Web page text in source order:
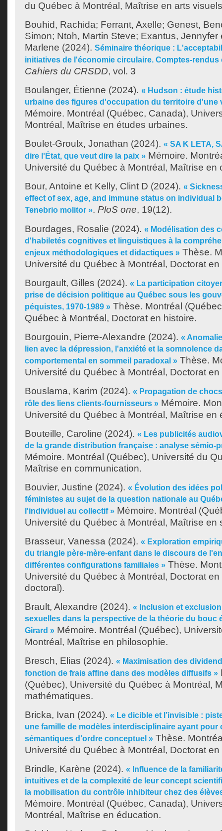
du Québec à Montréal, Maîtrise en arts
Bouhid, Rachida; Ferrant, Axelle; Genest,
Simon; Ntoh, Martin Steve; Exantus, Jennyfer
Marlene (2024). Séminaire théorique :
initiatives de l'économie circulaire. Comptes-rendus
Cahiers du CRSDD, vol. 3
Boulanger, Étienne (2024). « Hudson : étude
urbaine des figures d'occupation du territoire d'une
Mémoire. Montréal (Québec, Canada),
Montréal, Maîtrise en études urbaines.
Boulet-Groulx, Jonathan (2024). « SA K LETA,
dire l'État, que veut dire la paix » Mémoire.
Université du Québec à Montréal, Maîtrise en
Bour, Antoine et Kelly, Clint D (2024). «
effect of sex, age, and immune status on individual
Tenebrio molitor ». PloS one, 19(12).
Bourdages, Rosalie (2024). « Modélisation des
d'habiletés cognitives et linguistiques à la
enjeux méthodologiques et didactiques » Thèse.
Université du Québec à Montréal, Doctorat
Bourgault, Gilles (2024). « La participation
prise de décision politique au Québec sous les
péquistes, 1970-1989 » Thèse. Montréal
Québec à Montréal, Doctorat en histoire.
Bourgouin, Pierre-Alexandre (2024). «
lien avec la dépression, l'anxiété et la somnolence
comportemental en sommeil paradoxal » Thèse.
Université du Québec à Montréal, Doctorat
Bouslama, Karim (2024). « Propagation de
rôle des liens clients-fournisseurs » Mémoire.
Université du Québec à Montréal, Maîtrise en
Bouteille, Caroline (2024). « Les publicités
de la grande distribution française : analyse sémio-
Mémoire. Montréal (Québec), Université du
Maîtrise en communication.
Bouvier, Justine (2024). « Évolution des idées
féministes au sujet de la question nationale au
l'individuel au collectif » Mémoire. Montréal
Université du Québec à Montréal, Maîtrise en
Brasseur, Vanessa (2024). « Exploration
du triangle père-mère-enfant dans le discours de
différentes configurations familiales » Thèse.
Université du Québec à Montréal, Doctorat
doctoral).
Brault, Alexandre (2024). « Inclusion et
sexuelles dans la perspective de la théorie du bouc
Girard » Mémoire. Montréal (Québec),
Montréal, Maîtrise en philosophie.
Bresch, Elias (2024). « Maximisation des
fonction de frais affine dans des modèles diffusifs »
(Québec), Université du Québec à Montréal,
mathématiques.
Bricka, Ivan (2024). « Le dicible et l’invisible :
une famille de modèles interdisciplinaire ayant pour
sémantiques d’ordre conceptuel » Thèse.
Université du Québec à Montréal, Doctorat
Brindle, Karène (2024). « Influence de la
intuitives et de la complexité de leur concept
la mobilisation du contrôle inhibiteur chez des
Mémoire. Montréal (Québec, Canada),
Montréal, Maîtrise en éducation.